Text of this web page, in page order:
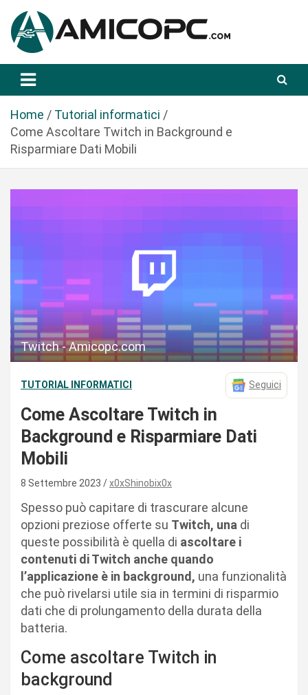
a
Amicopc.com
Home
Tutorial informatici
Come Ascoltare Twitch in Background e
Risparmiare Dati Mobili
Twitch - Amicopc.com
TUTORIAL INFORMATICI Seguici
Come Ascoltare Twitch in
Background e Risparmiare Dati
Mobili
8 Settembre 2023 x0xShinobix0x
Spesso può capitare di trascurare alcune
opzioni preziose offerte su Twitch, una di
queste possibilità è quella di ascoltare i
contenuti di Twitch anche quando
l’applicazione è in background, una funzionalità
che può rivelarsi utile sia in termini di risparmio
dati che di prolungamento della durata della
batteria.
Come ascoltare Twitch in
background